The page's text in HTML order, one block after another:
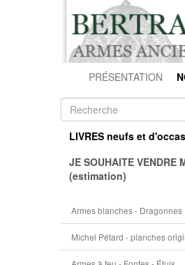
PRÉSENTATION
LIVRES neufs et
JE SOUHAITE VENDRE
(estimation)
Armes blanches - Dragonnes
Michel Pétard - planches